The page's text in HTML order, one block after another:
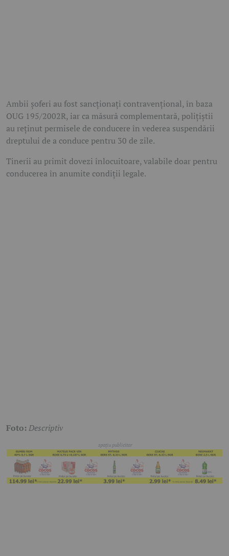
Ambii șoferi au fost sancționați contravențional, în baza
OUG 195/2002R, iar ca măsură complementară, polițiștii
au reținut permisele de conducere în vederea suspendării
dreptului de a conduce pentru 30 de zile.
Tinerii au primit dovezi înlocuitoare, valabile doar pentru
conducerea în anumite condiții legale.
Foto:Descriptiv